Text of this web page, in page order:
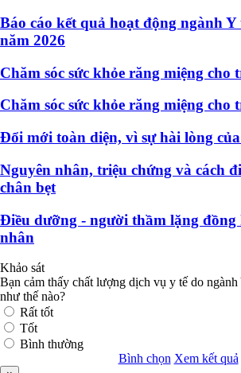
Báo cáo kết quả hoạt động ngành Y
năm 2026
Chăm sóc sức khỏe răng miệng cho
Chăm sóc sức khỏe răng miệng cho
Đổi mới toàn diện, vì sự hài lòng
Nguyên nhân, triệu chứng và cách
chân bẹt
Điều dưỡng - người thầm lặng đồng
nhân
Khảo sát
Bạn cảm thấy chất lượng dịch vụ y tế do
như thế nào?
Rất tốt
Tốt
Bình thường
Bình chọn Xem kết quả